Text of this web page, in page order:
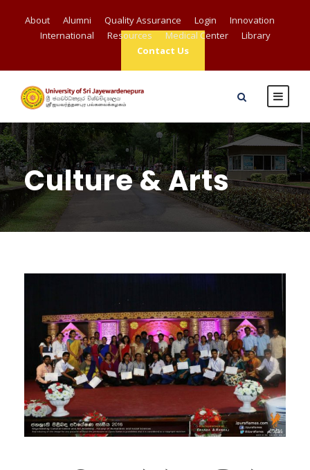
About Alumni Quality Assurance Login
Innovation
International
Resources Medical Center
Library
Contact Us
Culture & Arts